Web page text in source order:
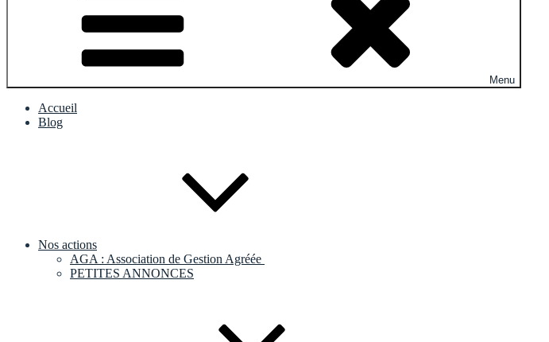
Menu
Accueil
Blog
Nos actions
AGA : Association de Gestion Agréée
PETITES ANNONCES